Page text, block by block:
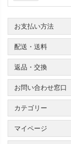
お支払い方法
配送・送料
返品・交換
お問い合わせ窓口
カテゴリー
マイページ